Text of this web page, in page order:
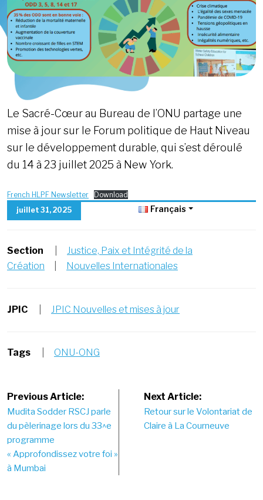
Le Sacré-Cœur au Bureau de l’ONU partage une
mise à jour sur le Forum politique de Haut Niveau
sur le développement durable, qui s’est déroulé
du 14 à 23 juillet 2025 à New York.
French HLPF Newsletter
Download
juillet 31, 2025
Français
Section
Justice, Paix et Intégrité de la
Création
Nouvelles Internationales
JPIC JPIC Nouvelles et mises à jour
Tags ONU-ONG
Post
navigation
Previous Article:
Mudita Sodder RSCJ parle
du pèlerinage lors du 33^e
programme
« Approfondissez votre foi »
à Mumbai
Next Article:
Retour sur le Volontariat de
Claire à La Courneuve